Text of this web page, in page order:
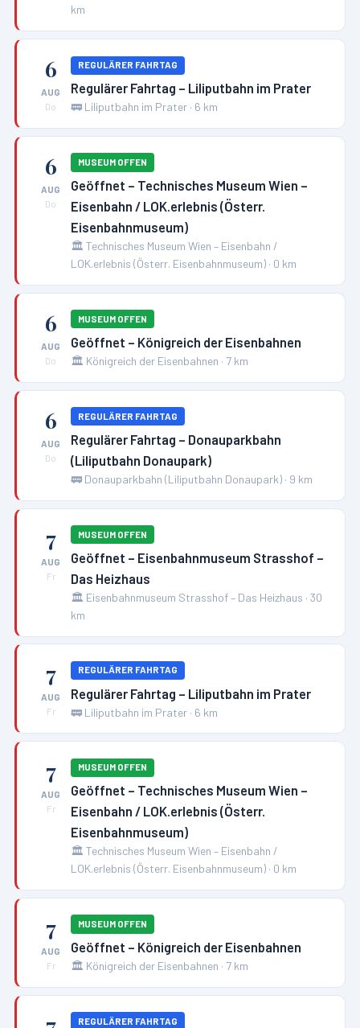
km
6
AUG
Do
REGULÄRER FAHRTAG
Regulärer Fahrtag – Liliputbahn im Prater
🚃 Liliputbahn im Prater · 6 km
6
AUG
Do
MUSEUM OFFEN
Geöffnet – Technisches Museum Wien –
Eisenbahn / LOK.erlebnis (Österr.
Eisenbahnmuseum)
🏛️ Technisches Museum Wien – Eisenbahn /
LOK.erlebnis (Österr. Eisenbahnmuseum) · 0 km
6
AUG
Do
MUSEUM OFFEN
Geöffnet – Königreich der Eisenbahnen
🏛️ Königreich der Eisenbahnen · 7 km
6
AUG
Do
REGULÄRER FAHRTAG
Regulärer Fahrtag – Donauparkbahn
(Liliputbahn Donaupark)
🚃 Donauparkbahn (Liliputbahn Donaupark) · 9 km
7
AUG
Fr
MUSEUM OFFEN
Geöffnet – Eisenbahnmuseum Strasshof –
Das Heizhaus
🏛️ Eisenbahnmuseum Strasshof – Das Heizhaus ·30
km
7
AUG
Fr
REGULÄRER FAHRTAG
Regulärer Fahrtag – Liliputbahn im Prater
🚃 Liliputbahn im Prater · 6 km
7
AUG
Fr
MUSEUM OFFEN
Geöffnet – Technisches Museum Wien –
Eisenbahn / LOK.erlebnis (Österr.
Eisenbahnmuseum)
🏛️ Technisches Museum Wien – Eisenbahn /
LOK.erlebnis (Österr. Eisenbahnmuseum) · 0 km
7
AUG
Fr
MUSEUM OFFEN
Geöffnet – Königreich der Eisenbahnen
🏛️ Königreich der Eisenbahnen · 7 km
REGULÄRER FAHRTAG